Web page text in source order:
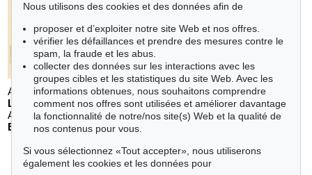
Auction 610 - Lot 126000483
LYONEL FEININGER
Alte Seebären, 1919
Estimation:€ 2,500
Nous utilisons des cookies et des données afin de
proposer et d’exploiter notre site Web et nos offres.
vérifier les défaillances et prendre des mesures contre le
spam, la fraude et les abus.
collecter des données sur les interactions avec les
groupes cibles et les statistiques du site Web. Avec les
informations obtenues, nous souhaitons comprendre
comment nos offres sont utilisées et améliorer davantage
la fonctionnalité de notre/nos site(s) Web et la qualité de
nos contenus pour vous.
Si vous sélectionnez «Tout accepter», nous utiliserons
également les cookies et les données pour